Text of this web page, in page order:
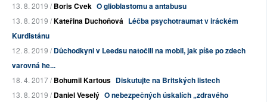
13. 8. 2019 /Boris Cvek O glioblastomu a antabusu
13. 8. 2019 /Kateřina Duchoňová Léčba psychotraumat v iráckém
Kurdistánu
12. 8. 2019 /Důchodkyni v Leedsu natočili na mobil, jak píše po zdech
varovná he...
18. 4. 2017 /Bohumil Kartous Diskutujte na Britských listech
13. 8. 2019 /Daniel Veselý O nebezpečných úskalích „zdravého